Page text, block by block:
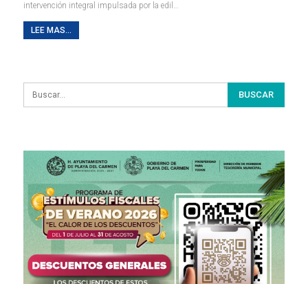
intervención integral impulsada por la edil …
LEE MAS...